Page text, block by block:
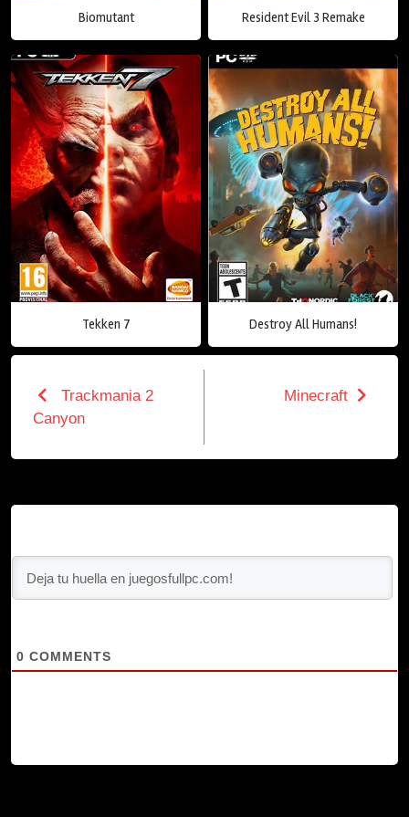
Biomutant Resident Evil 3 Remake
Tekken 7 Destroy All Humans!
Trackmania 2
Canyon
Minecraft
0 COMMENTS